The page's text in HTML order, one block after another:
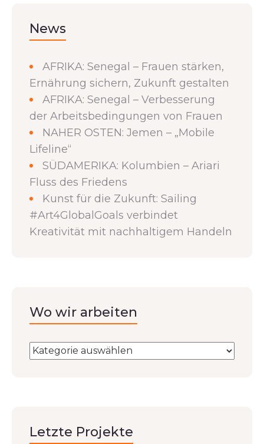
News
AFRIKA: Senegal – Frauen stärken,
Ernährung sichern, Zukunft gestalten
AFRIKA: Senegal – Verbesserung
der Arbeitsbedingungen von Frauen
NAHER OSTEN: Jemen – „Mobile
Lifeline“
SÜDAMERIKA: Kolumbien – Ariari
Fluss des Friedens
Kunst für die Zukunft: Sailing
#Art4GlobalGoals verbindet
Kreativität mit nachhaltigem Handeln
Wo wir arbeiten
Letzte Projekte